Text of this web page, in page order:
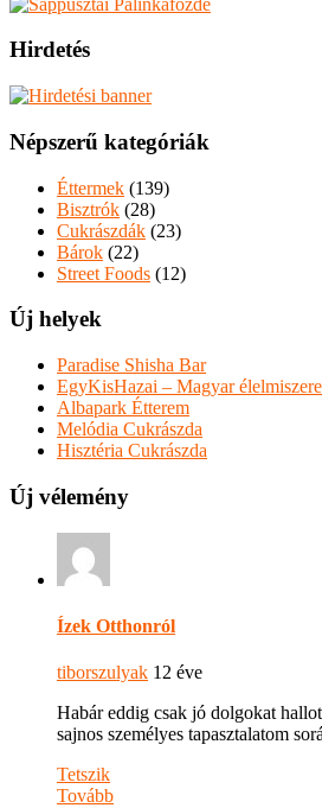
Hirdetés
Népszerű kategóriák
Éttermek (139)
Bisztrók (28)
Cukrászdák (23)
Bárok (22)
Street Foods (12)
Új helyek
Paradise Shisha Bar
EgyKisHazai – Magyar
Albapark Étterem
Melódia Cukrászda
Hisztéria Cukrászda
Új vélemény
Ízek Otthonról
tiborszulyak 12 éve
Habár eddig csak jó dolgokat
sajnos személyes tapasztalatom
Tetszik
Tovább